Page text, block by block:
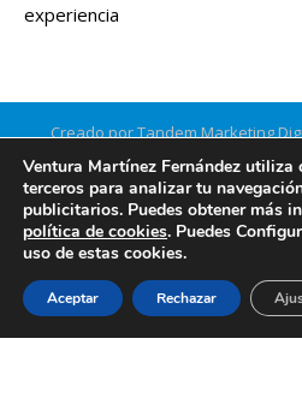
experiencia
Creado por Tandem Marketing
Ventura Martínez Fernández utiliza
terceros para analizar tu
publicitarios. Puedes obtener más
política de cookies. Puedes
uso de estas cookies.
Aceptar Rechazar